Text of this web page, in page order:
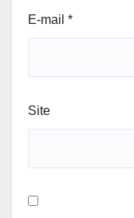
E-mail *
Site